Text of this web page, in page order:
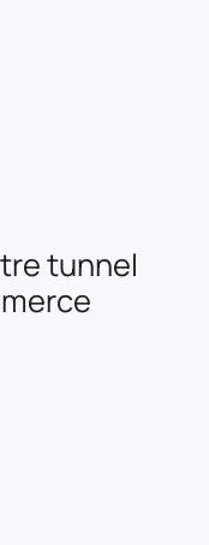
tunnel